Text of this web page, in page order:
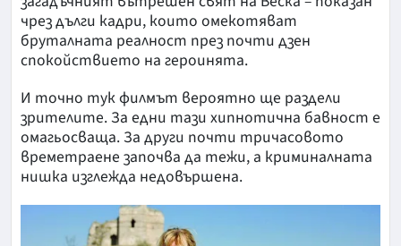
чрез дълги кадри, които омекотяват
бруталната реалност през почти дзен
спокойствието на героинята.
И точно тук филмът вероятно ще раздели
зрителите. За едни тази хипнотична бавност е
омагьосваща. За други почти тричасовото
времетраене започва да тежи, а криминалната
нишка изглежда недовършена.